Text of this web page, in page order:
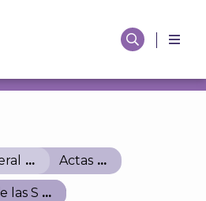
Actas
las Sesiones del Consejo